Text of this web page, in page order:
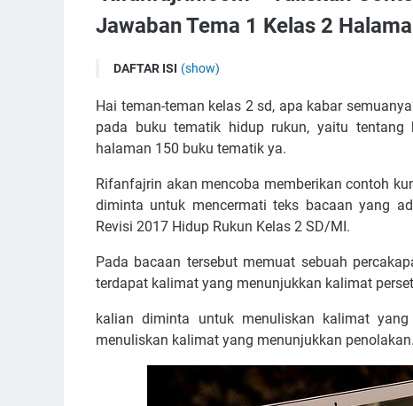
Jawaban Tema 1 Kelas 2
DAFTAR ISI (show)
cermati teks berikut ini
MARI KITA KERJAKAN!
KALIMAT PERSETUJUAN DALAM PERCAKAPAN
CONTOH KALIMAT PENOLAKAN DALAM
Hai teman-teman kelas 2 sd, apa kabar
pada buku tematik hidup rukun, yaitu
halaman 150 buku tematik ya.
Rifanfajrin akan mencoba memberikan contoh
diminta untuk mencermati teks bacaan yang
Revisi 2017 Hidup Rukun Kelas 2 SD/MI.
Pada bacaan tersebut memuat sebuah
terdapat kalimat yang menunjukkan kalimat
kalian diminta untuk menuliskan kalimat
menuliskan kalimat yang menunjukkan penolakan.